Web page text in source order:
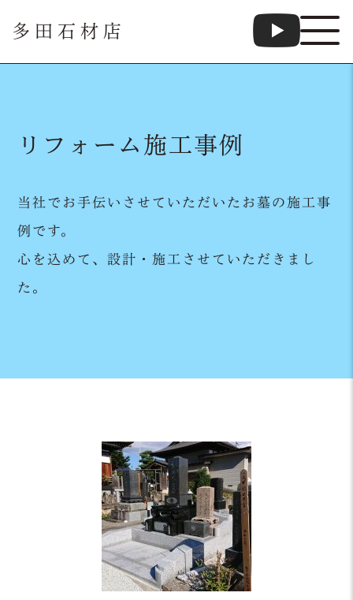
多田石材店
リフォーム施工事例
当社でお手伝いさせていただいたお墓の施工事
例です。
心を込めて、設計・施工させていただきまし
た。